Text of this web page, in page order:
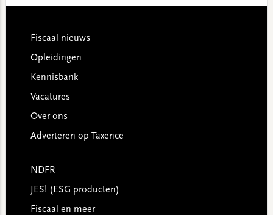
Footer
Fiscaal nieuws
Opleidingen
Kennisbank
Vacatures
Over ons
Adverteren op Taxence
NDFR
JES! (ESG producten)
Fiscaal en meer